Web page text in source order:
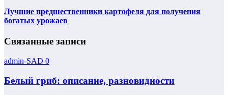
Лучшие предшественники картофеля для получения
богатых урожаев
Связанные записи
admin-SAD 0
Белый гриб: описание, разновидности